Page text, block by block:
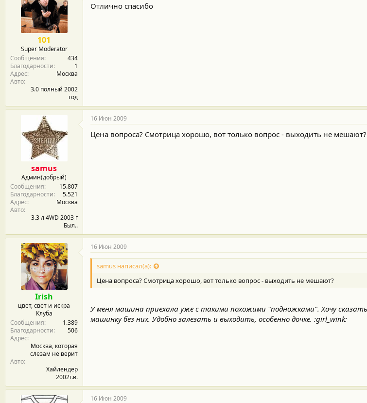
101
Super Moderator
Сообщения
434
Благодарности
1
Адрес
Москва
Авто
3.0 полный 2002
год
Отлично спасибо
samus
Админ(добрый)
Сообщения
15.807
Благодарности
5.521
Адрес
Москва
Авто
3.3 л 4WD 2003 г
Был..
16 Июн 2009
Цена вопроса? Смотрица хорошо, вот только вопрос - выходить не мешают?
Irish
цвет, свет и искра
Клуба
Сообщения
1.389
Благодарности
506
Адрес
Москва, которая
слезам не верит
Авто
Хайлендер
2002г.в.
16 Июн 2009
samus написал(а):
Цена вопроса? Смотрица хорошо, вот только вопрос - выходить не мешают?
У меня машина приехала уже с такими похожими "подножками". Хочу
машинку без них. Удобно залезать и выходить, особенно дочке. :girl_wink:
16 Июн 2009